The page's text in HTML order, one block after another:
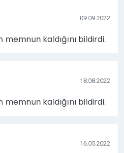
09.09.2022
memnun kaldığını bildirdi.
18.08.2022
memnun kaldığını bildirdi.
16.05.2022